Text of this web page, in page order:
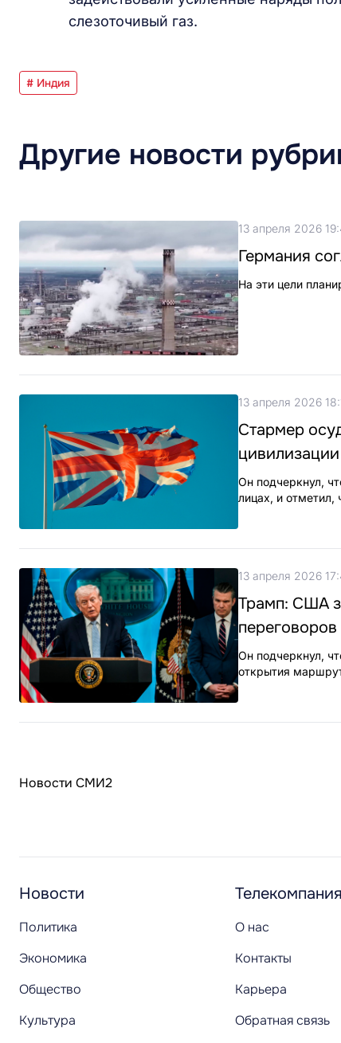
слезоточивый газ.
# Индия
Другие новости
13 апреля 2026
Германия
На эти цели
13 апреля 2026
Стармер
цивилизации
Он подчеркнул,
лицах, и отметил,
13 апреля 2026
Трамп: США
переговоров
Он подчеркнул,
открытия
Новости СМИ2
Новости
Политика
Экономика
Общество
Культура
Телекомпания
О нас
Контакты
Карьера
Обратная связь